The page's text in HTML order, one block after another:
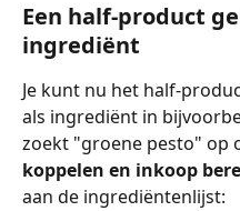
Een half-product
ingrediënt
Je kunt nu het half-
als ingrediënt in
zoekt "groene pesto" op
koppelen en inkoop
aan de ingrediëntenlijst: